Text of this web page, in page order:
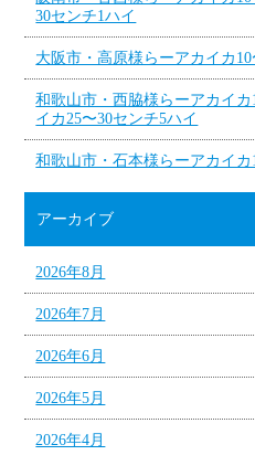
30センチ1ハイ
大阪市・高原様らーアカイカ10
和歌山市・西脇様らーアカイ
イカ25〜30センチ5ハイ
和歌山市・石本様らーアカイカ
アーカイブ
2026年8月
2026年7月
2026年6月
2026年5月
2026年4月